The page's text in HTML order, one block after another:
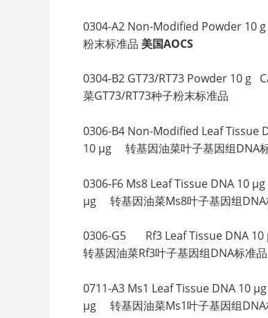
0304-A2 Non-Modified Powder
粉末标准品 美国AOCS
0304-B2 GT73/RT73 Powder 10
菜GT73/RT73种子粉末标准品
0306-B4 Non-Modified Leaf
10 µg 转基因油菜叶子基因组DNA
0306-F6 Ms8 Leaf Tissue DNA
µg 转基因油菜Ms8叶子基因组DNA
0306-G5 Rf3 Leaf Tissue DNA
转基因油菜Rf3叶子基因组DNA标准品
0711-A3 Ms1 Leaf Tissue DNA
µg 转基因油菜Ms1叶子基因组DNA